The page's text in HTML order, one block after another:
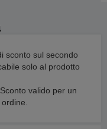
sconto sul secondo
solo al prodotto
valido per un